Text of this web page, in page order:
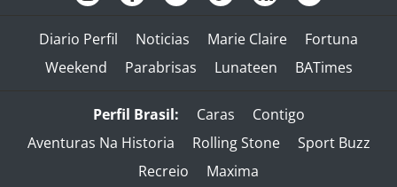
Diario Perfil Noticias Marie Claire
Fortuna
Weekend
Parabrisas Lunateen BATimes
Perfil Brasil: Caras
Contigo
Aventuras Na Historia
Rolling Stone
Sport Buzz
Recreio
Maxima